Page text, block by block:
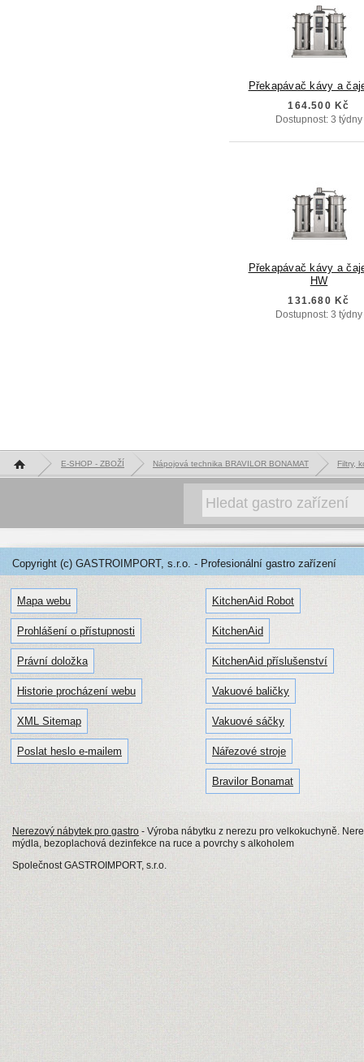
Překapávač kávy a
164.500 Kč
Dostupnost: 3 týdny
Překapávač kávy a
HW
131.680 Kč
Dostupnost: 3 týdny
Hlavní stránka E-SHOP - ZBOŽÍ Nápojová technika BRAVILOR BONAMAT Filtry,
Copyright (c) GASTROIMPORT, s.r.o. - Profesionální gastro zařízení
Mapa webu
Prohlášení o přístupnosti
Právní doložka
Historie procházení webu
XML Sitemap
Poslat heslo e-mailem
KitchenAid Robot
KitchenAid
KitchenAid příslušenství
Vakuové baličky
Vakuové sáčky
Nářezové stroje
Bravilor Bonamat
Nerezový nábytek pro gastro - Výroba nábytku z nerezu pro velkokuchyně.
mýdla, bezoplachová dezinfekce na ruce a povrchy s alkoholem
Společnost GASTROIMPORT, s.r.o.